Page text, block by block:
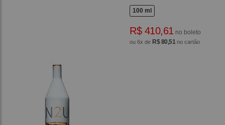
100 ml
R$ 410,61 no boleto
ou 6x de R$ 80,51 no cartão